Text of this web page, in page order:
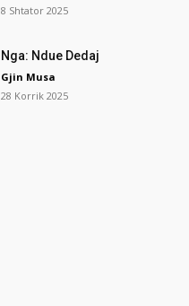
8 Shtator 2025
Nga: Ndue Dedaj
Gjin Musa
28 Korrik 2025